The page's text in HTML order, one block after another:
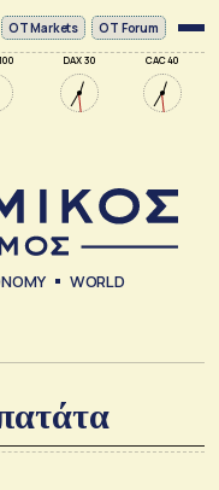
DAX 30 CAC 40
ΟΤ Markets OT Forum
WORLD